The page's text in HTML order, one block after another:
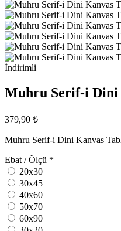
İndirimli
Muhru Serif-i Dini
379,90 ₺
Muhru Serif-i Dini Kanvas
Ebat / Ölçü *
20x30
30x45
40x60
50x70
60x90